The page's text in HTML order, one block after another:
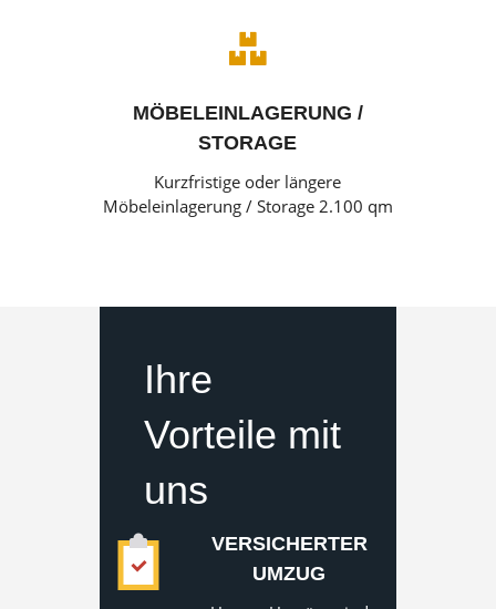

MÖBELEINLAGERUNG /
STORAGE
Kurzfristige oder längere
Möbeleinlagerung / Storage 2.100 qm
Ihre
Vorteile mit
uns
VERSICHERTER
UMZUG